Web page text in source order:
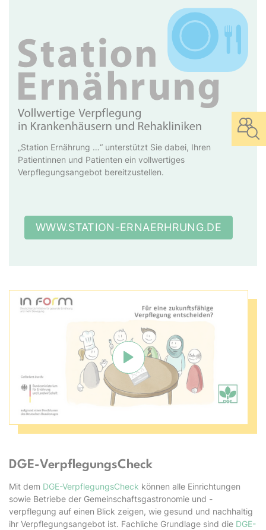
„Station Ernährung …“ unterstützt Sie dabei, Ihren
Patientinnen und Patienten ein vollwertiges
Verpflegungsangebot bereitzustellen.
WWW.STATION-ERNAERHRUNG.DE
Verbindung mit Youtube
DGE-VerpflegungsCheck
Mit dem DGE-VerpflegungsCheck können alle Einrichtungen
sowie Betriebe der Gemeinschaftsgastronomie und -
verpflegung auf einen Blick zeigen, wie gesund und nachhaltig
ihr Verpflegungsangebot ist. Fachliche Grundlage sind die DGE-